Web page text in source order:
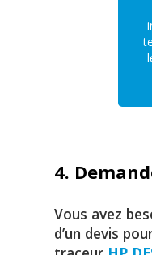
4.
Vous avez
d’un devis